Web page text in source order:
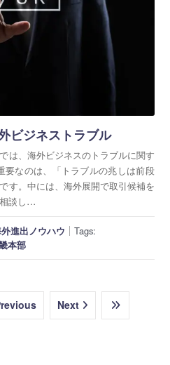
ビジネストラブル
は、海外ビジネスのトラブルに関す
要なのは、「トラブルの兆しは前段
す。中には、海外展開で取引候補を
談し…
進出ノウハウ
Tags:
本部
Next